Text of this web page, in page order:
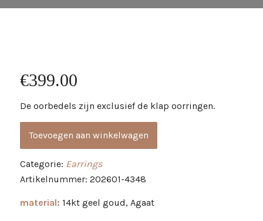
€399.00
De oorbedels zijn exclusief de klap oorringen.
Toevoegen aan winkelwagen
Categorie: Earrings
Artikelnummer: 202601-4348
material: 14kt geel goud, Agaat